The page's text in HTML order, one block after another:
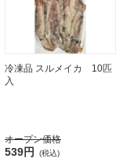
冷凍品 スルメイカ 10匹
入
オープン価格
539円 (税込)